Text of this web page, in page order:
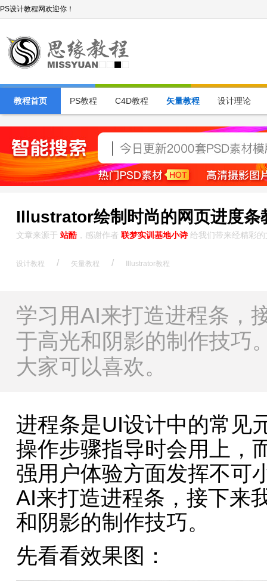
PS设计教程网欢迎你！
教程首页 PS教程 C4D教程 矢量教程 设计理论
Illustrator绘制时尚的网页进度条
文章来源于 站酷，感谢作者 联梦实训基地小诗给我们带来经精彩的
设计教程 / 矢量教程 / Illustrator教程
学习用AI来打造进程条，
于高光和阴影的制作技巧
大家可以喜欢。
进程条是UI设计中的常见
操作步骤指导时会用上，
强用户体验方面发挥不可
AI来打造进程条，接下来
和阴影的制作技巧。
先看看效果图：